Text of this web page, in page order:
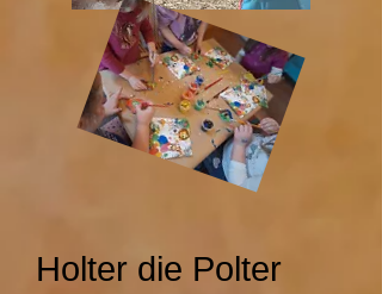
Holter die Polter